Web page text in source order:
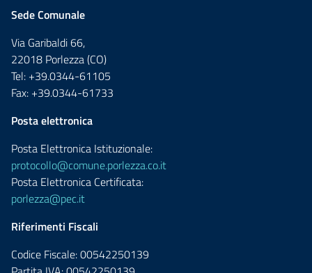
Sede Comunale
Via Garibaldi 66,
22018 Porlezza (CO)
Tel: +39.0344-61105
Fax: +39.0344-61733
Posta elettronica
Posta Elettronica Istituzionale:
protocollo@comune.porlezza.co.it
Posta Elettronica Certificata:
porlezza@pec.it
Riferimenti Fiscali
Codice Fiscale: 00542250139